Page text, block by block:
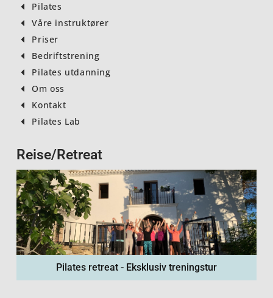
Pilates
Våre instruktører
Priser
Bedriftstrening
Pilates utdanning
Om oss
Kontakt
Pilates Lab
Reise/Retreat
Pilates retreat - Eksklusiv treningstur